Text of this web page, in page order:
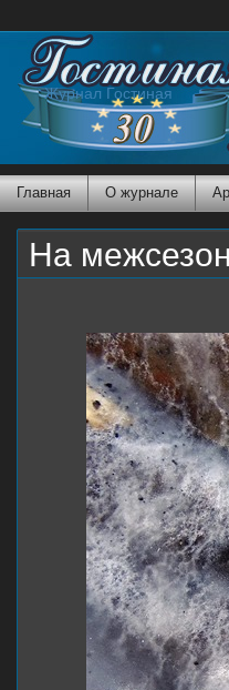
Журнал Гостиная
Главная О журнале
На